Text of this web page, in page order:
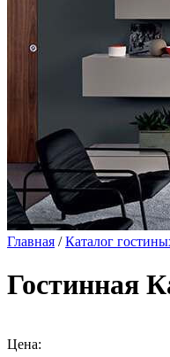
Главная /Каталог
Гостинная
Цена: